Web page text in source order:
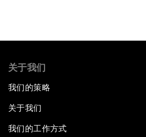
关于我们
我们的策略
关于我们
我们的工作方式